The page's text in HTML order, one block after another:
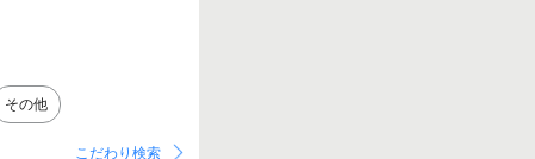
その他
こだわり検索